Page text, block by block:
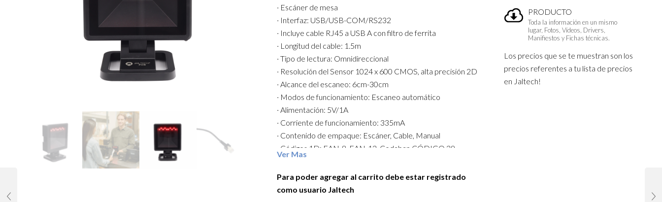
PRODUCTO
Toda la información en un mismo
lugar, Fotos, Vídeos, Drivers,
Manifiestos y Fichas técnicas.
Los precios que se te muestran son los
precios referentes a tu lista de precios
en Jaltech!
· Escáner de mesa
· Interfaz: USB/USB-COM/RS232
· Incluye cable RJ45 a USB A con filtro de ferrita
· Longitud del cable: 1.5m
· Tipo de lectura: Omnidireccional
· Resolución del Sensor 1024 x 600 CMOS, alta precisión 2D
· Alcance del escaneo: 6cm-30cm
· Modos de funcionamiento: Escaneo automático
· Alimentación: 5V/1A
· Corriente de funcionamiento: 335mA
· Contenido de empaque: Escáner, Cable, Manual
· Códigos 1D: EAN-8, EAN-13, Codabar, CÓDIGO 39,
UPC-E, UCC/EAN 128,
ISBN/ISSN, ISBT, Intercalado 2 de 5 Estándar 2 de 5, Matriz
Ver Mas
Para poder agregar al carrito debe estar registrado
como usuario Jaltech